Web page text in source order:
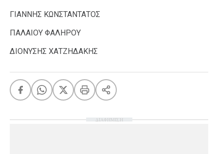
ΓΙΑΝΝΗΣ ΚΩΝΣΤΑΝΤΑΤΟΣ
ΠΑΛΑΙΟΥ ΦΑΛΗΡΟΥ
ΔΙΟΝΥΣΗΣ ΧΑΤΖΗΔΑΚΗΣ
ΔΙΑΦΗΜΙΣΗ